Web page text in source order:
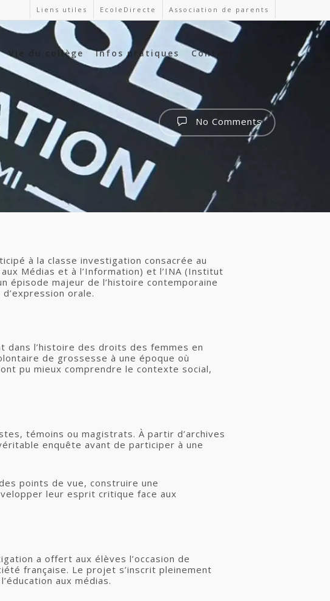
Liens utiles EcoleDirecte Association de parents
Vie du collège Infos pratiques Contact
No Comments
à la classe investigation consacrée au
Médias et à l’Information) et l’INA (Institut
épisode majeur de l’histoire contemporaine
orale.
dans l’histoire des droits des femmes en
de grossesse à une époque où
pu mieux comprendre le contexte social,
témoins ou magistrats. À partir d’archives
enquête avant de participer à une
points de vue, construire une
leur esprit critique face aux
a offert aux élèves l’occasion de
française. Le projet s’inscrit pleinement
aux médias.